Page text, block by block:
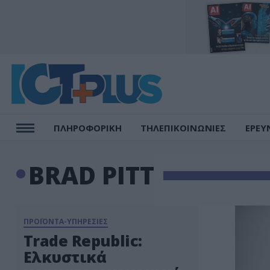
ΠΛΗΡΟΦΟΡΙΚΗ ΤΗΛΕΠΙΚΟΙΝΩΝΙΕΣ
BRAD PITT
ΠΡΟΪΟΝΤΑ-ΥΠΗΡΕΣΙΕΣ
Trade Republic:
Ελκυστικά